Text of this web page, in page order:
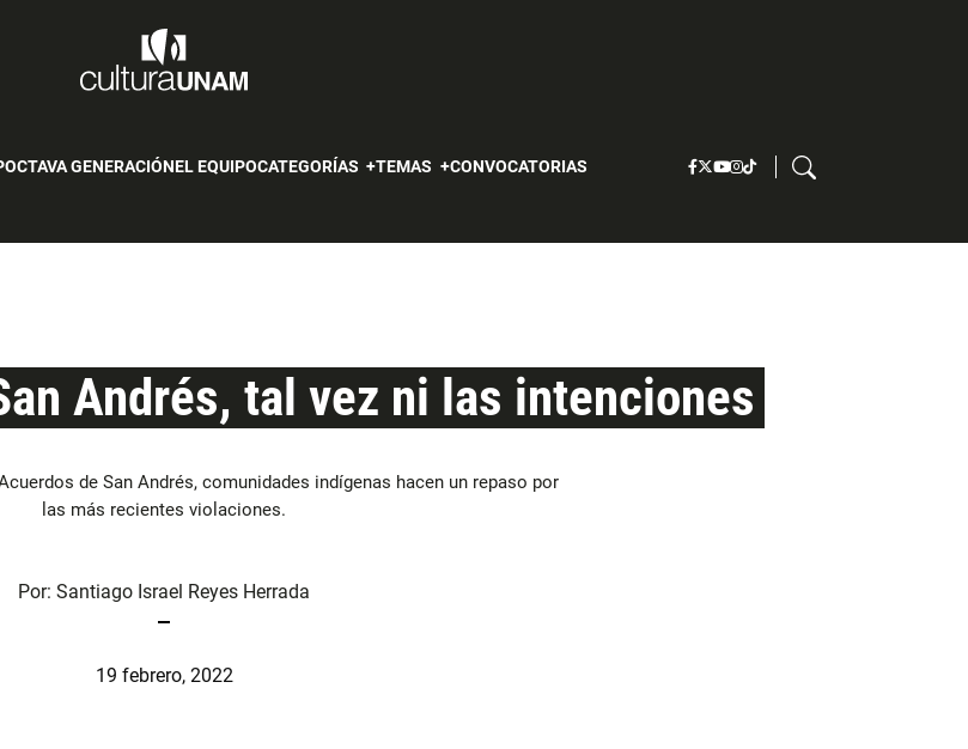
OCTAVA GENERACIÓNEL EQUIPOCATEGORÍAS TEMAS CONVOCATORIAS
Andrés, tal vez ni las intenciones
de San Andrés, comunidades indígenas hacen un repaso por
las más recientes violaciones.
Por: Santiago Israel Reyes Herrada
19 febrero, 2022